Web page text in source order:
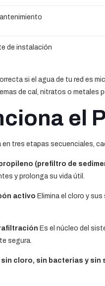
de instalación
si el agua de tu red es
de cal, nitratos o metales
el
en tres etapas secuenciales,
(prefiltro de
y prolonga su vida útil.
activo Elimina el cloro y
Es el núcleo del
segura.
cloro, sin bacterias y sin